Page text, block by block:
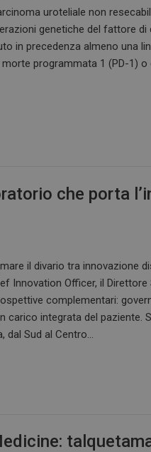
uroteliale non
genetiche del fattore di
in precedenza almeno una
programmata 1 (PD-1) o
che porta
il divario tra innovazione
Innovation Officer, il
complementari:
carico integrata del paziente.
dal Sud al Centro…